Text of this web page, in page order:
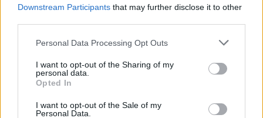
Downstream Participants that may further disclose it to other
Please note that this website/app uses one or more Google
not limited to your visit or usage behaviour. You may click to
grant or deny consent to Google and its third-party tags to
use your data for below specified purposes in below Google
consent section.
Personal Data Processing Opt Outs
I want to opt-out of the Sharing of my
personal data.
Opted In
I want to opt-out of the Sale of my
Personal Data.
Viohalco: Αυξημένος κατά
14% ο τζίρος στο α'
ΥΠΕΘΟΟ: Νέες επενδύσεις